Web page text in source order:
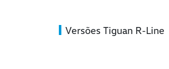
Versões Tiguan R-Line